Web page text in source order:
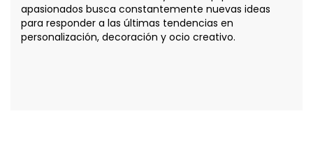
apasionados busca constantemente nuevas ideas
para responder a las últimas tendencias en
personalización, decoración y ocio creativo.